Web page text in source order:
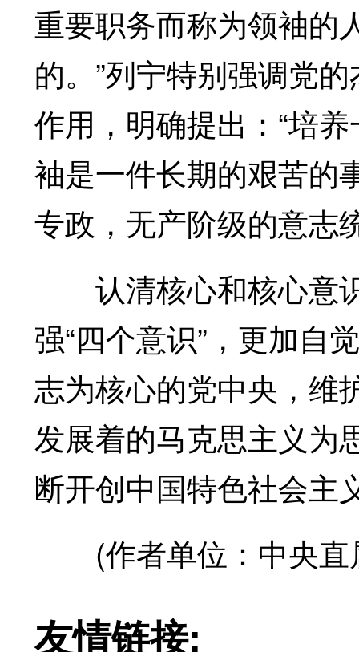
重要职务而称为领袖的
的。”列宁特别强调党
作用，明确提出：“培
袖是一件长期的艰苦的
专政，无产阶级的意志
认清核心和核心意
强“四个意识”，更加自
志为核心的党中央，维
发展着的马克思主义为
断开创中国特色社会主
(作者单位：中央直
友情链接: